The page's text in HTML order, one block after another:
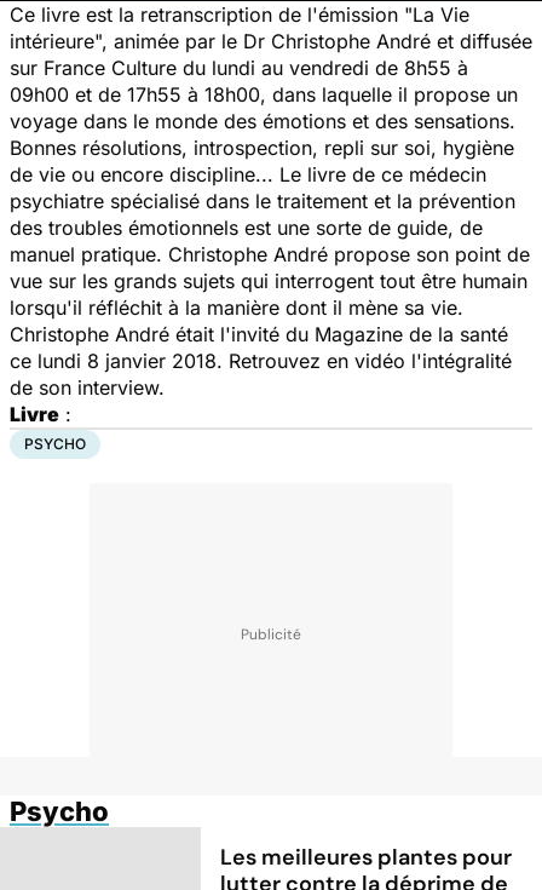
Ce livre est la retranscription de l'émission "La Vie
intérieure", animée par le Dr Christophe André et diffusée
sur France Culture du lundi au vendredi de 8h55 à
09h00 et de 17h55 à 18h00, dans laquelle il propose un
voyage dans le monde des émotions et des sensations.
Bonnes résolutions, introspection, repli sur soi, hygiène
de vie ou encore discipline... Le livre de ce médecin
psychiatre spécialisé dans le traitement et la prévention
des troubles émotionnels est une sorte de guide, de
manuel pratique. Christophe André propose son point de
vue sur les grands sujets qui interrogent tout être humain
lorsqu'il réfléchit à la manière dont il mène sa vie.
Christophe André était l'invité du Magazine de la santé
ce lundi 8 janvier 2018. Retrouvez en vidéo l'intégralité
de son interview.
Livre :
PSYCHO
Psycho
Les meilleures plantes pour
lutter contre la déprime de